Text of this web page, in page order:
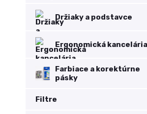
Držiaky a podstavce
Ergonomická kancelária
Farbiace a korektúrne
pásky
Filtre